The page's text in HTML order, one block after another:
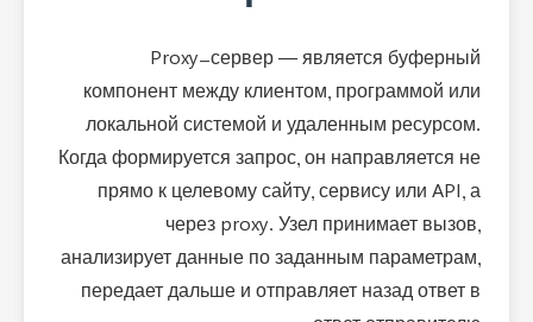
Proxy-сервер — является буферный
компонент между клиентом, программой или
локальной системой и удаленным ресурсом.
Когда формируется запрос, он направляется не
прямо к целевому сайту, сервису или API, а
через proxy. Узел принимает вызов,
анализирует данные по заданным параметрам,
передает дальше и отправляет назад ответ в